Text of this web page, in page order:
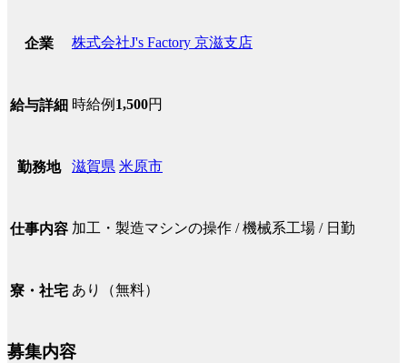
企業 株式会社J's Factory 京滋支店
給与詳細 時給例 1,500円
勤務地 滋賀県 米原市
仕事内容 加工・製造マシンの操作 / 機械系工場 / 日勤
寮・社宅 あり（無料）
募集内容